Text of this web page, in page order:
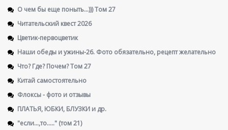
О чем бы еще поныть...))) Том 27
Читательский квест 2026
Цветик-первоцветик
Наши обеды и ужины-26. Фото обязательно, рецепт желательно
Что? Где? Почем? Том 27
Китай самостоятельно
Флоксы - фото и отзывы
ПЛАТЬЯ, ЮБКИ, БЛУЗКИ и др.
"если...,то....." (том 21)